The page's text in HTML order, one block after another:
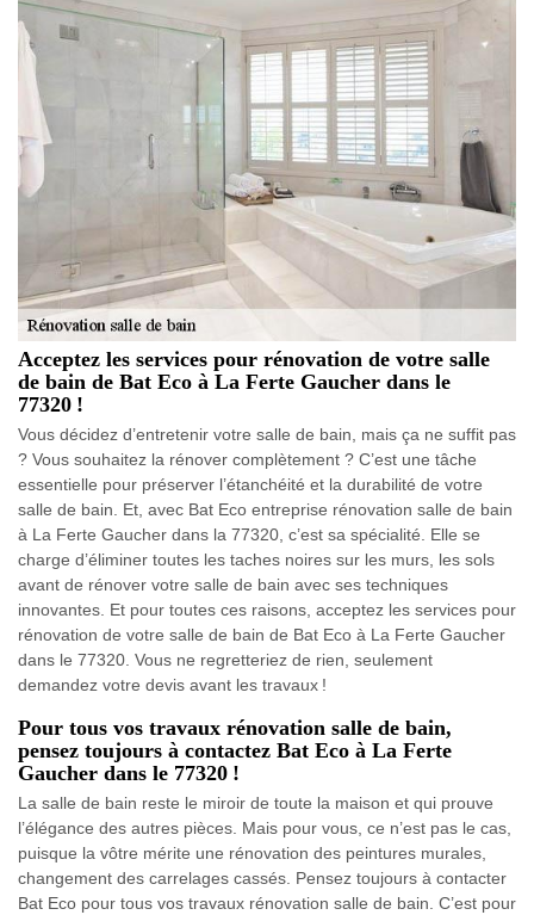
Acceptez les services pour rénovation de votre salle
de bain de Bat Eco à La Ferte Gaucher dans le
77320 !
Vous décidez d’entretenir votre salle de bain, mais ça ne suffit pas
? Vous souhaitez la rénover complètement ? C’est une tâche
essentielle pour préserver l’étanchéité et la durabilité de votre
salle de bain. Et, avec Bat Eco entreprise rénovation salle de bain
à La Ferte Gaucher dans la 77320, c’est sa spécialité. Elle se
charge d’éliminer toutes les taches noires sur les murs, les sols
avant de rénover votre salle de bain avec ses techniques
innovantes. Et pour toutes ces raisons, acceptez les services pour
rénovation de votre salle de bain de Bat Eco à La Ferte Gaucher
dans le 77320. Vous ne regretteriez de rien, seulement
demandez votre devis avant les travaux !
Pour tous vos travaux rénovation salle de bain,
pensez toujours à contactez Bat Eco à La Ferte
Gaucher dans le 77320 !
La salle de bain reste le miroir de toute la maison et qui prouve
l’élégance des autres pièces. Mais pour vous, ce n’est pas le cas,
puisque la vôtre mérite une rénovation des peintures murales,
changement des carrelages cassés. Pensez toujours à contacter
Bat Eco pour tous vos travaux rénovation salle de bain. C’est pour